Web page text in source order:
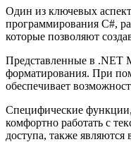
Один из ключевых
программирования C#,
которые позволяют
Представленные в .NET
форматирования. При
обеспечивает
Специфические функции,
комфортно работать с
доступа, также